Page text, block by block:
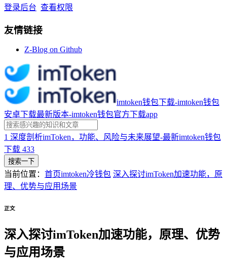
登录后台 查看权限
友情链接
Z-Blog on Github
imtoken钱包下载-imtoken钱包
安卓下载最新版本-imtoken钱包官方下载app
1 深度剖析imToken，功能、风险与未来展望-最新imtoken钱包
下载 433
搜索一下
当前位置： 首页imtoken冷钱包 深入探讨imToken加速功能，原
理、优势与应用场景
正文
深入探讨imToken加速功能，原理、优势
与应用场景